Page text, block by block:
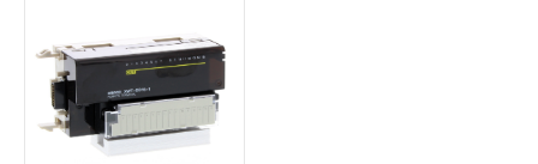
ムロン制御機器販売店・当社販売員に
ご相談ください。
オムロン制御機器販売店や当社販売拠
点は「販売ネットワーク
ください。
(DIBP) 1000ppm以下
但し、RoHS指令で産業用監視および制御機器に対する
適用除外項目は除く。
フタル酸エステル類の４物質については閾値を超える意
図的な使用がないことを確認しています。
イソブチル) : 1000ppm、 BBP(フタル酸ブチルベンジ
ル) : 1000ppm、
DEHP(フタル酸ビス(2-エチルヘキシル)) : 1000ppm
※2 環境保護使用期限
いよう必要な手段を講じます。
当社は貴社製品を、核兵器、ミサイ
ル、化学兵器、生物兵器またはその他
武器並びにこれらの製造装置等に一切
使用いたしません。
△ 一定数には満たないが在庫あり
－
在庫なし(最新の在庫状況につ
いては、お客様のお取引先、ま
たはお客様担当のオムロン制御